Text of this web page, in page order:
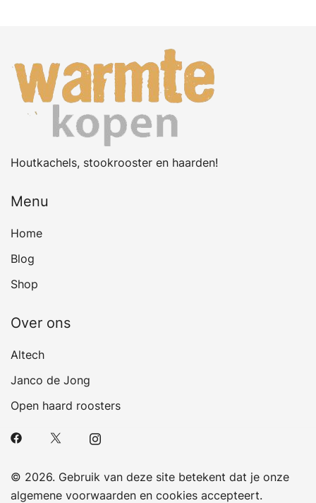
Houtkachels, stookrooster en haarden!
Menu
Home
Blog
Shop
Over ons
Altech
Janco de Jong
Open haard roosters
© 2026. Gebruik van deze site betekent dat je onze
algemene voorwaarden en cookies accepteert.